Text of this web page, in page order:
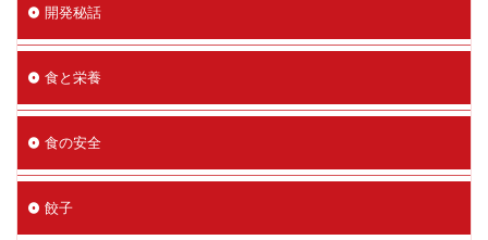
開発秘話
食と栄養
食の安全
餃子